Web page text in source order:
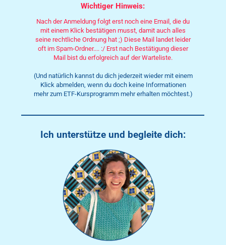
Nach der Anmeldung folgt erst noch eine Email, die du
mit einem Klick bestätigen musst, damit auch alles
seine rechtliche Ordnung hat ;) Diese Mail landet leider
oft im Spam-Ordner.... :/ Erst nach Bestätigung dieser
Mail bist du erfolgreich auf der Warteliste.
(Und natürlich kannst du dich jederzeit wieder mit einem
Klick abmelden, wenn du doch keine Informationen
mehr zum ETF-Kursprogramm mehr erhalten möchtest.)
Ich unterstütze und begleite dich:
Wichtiger Hinweis: